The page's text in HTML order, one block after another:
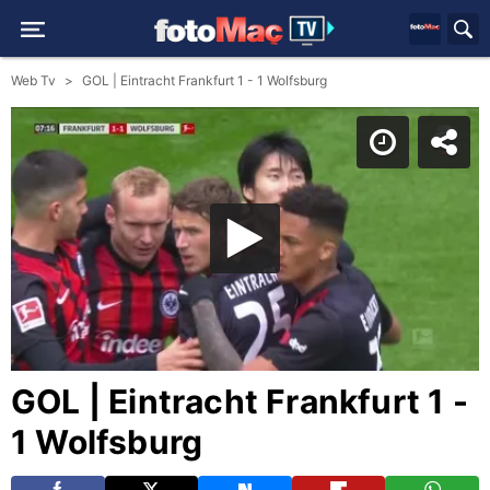
Web Tv GOL | Eintracht Frankfurt 1 - 1 Wolfsburg
GOL | Eintracht Frankfurt 1 -
1 Wolfsburg